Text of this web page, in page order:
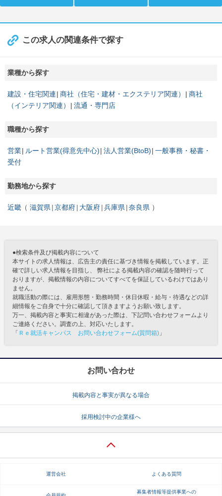
この求人の関連条件で探す
業種から探す
建設・住宅関連 商社（住宅・建材・エクステリア関連）
商社
（インテリア関連）
流通・専門店
職種から探す
営業 ルート営業(得意先中心) 法人営業(BtoB) 一般事務・秘書・
受付
勤務地から探す
近畿 滋賀県 京都府 大阪府 兵庫県 奈良県
●検索条件及び掲載内容について
本サイトの求人情報は、広告主の責任に基づき情報を掲載しています。正
確で詳しい求人情報を目指し、 弊社による掲載内容の確認を随時行って
おりますが、掲載情報の内容についてすべてを保証しているわけではあり
ません。
就職活動の際には、雇用形態・勤務時間・休日休暇・給与・待遇などの詳
細情報をご自身で十分に確認して頂きますようお願い致します。
万一、掲載内容と事実に相違があった際は、下記問い合わせフォームより
ご連絡ください。調査の上、対応いたします。
「 Ｒｅ就活キャンパス お問い合わせフォーム(質問箱) 」
お問い合わせ
掲載内容と事実が異なる場合
採用検討中の企業様へ
運営会社 よくある質問
募集者情報等提供事業への